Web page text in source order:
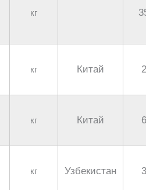
кг
кг Китай
кг Китай
кг Узбекистан